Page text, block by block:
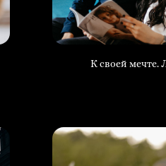
К своей мечте.